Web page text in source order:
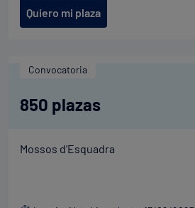
Quiero mi plaza
Convocatoria
850 plazas
Mossos d’Esquadra